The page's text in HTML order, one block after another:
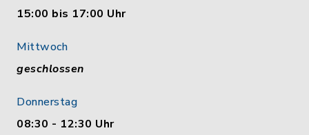
15:00 bis 17:00 Uhr
Mittwoch
geschlossen
Donnerstag
08:30 - 12:30 Uhr